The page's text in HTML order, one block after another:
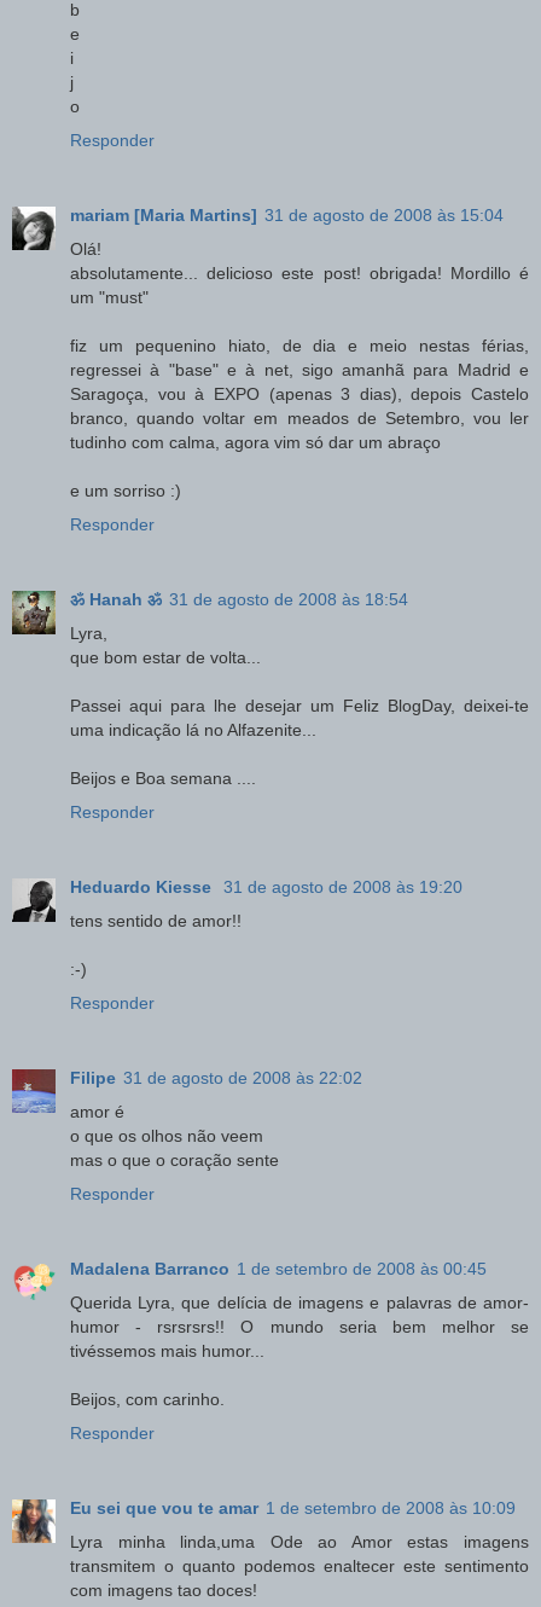
b
e
i
j
o
Responder
mariam [Maria Martins] 31 de agosto de 2008 às 15:04
Olá!
absolutamente... delicioso este post! obrigada! Mordillo é
um "must"
fiz um pequenino hiato, de dia e meio nestas férias,
regressei à "base" e à net, sigo amanhã para Madrid e
Saragoça, vou à EXPO (apenas 3 dias), depois Castelo
branco, quando voltar em meados de Setembro, vou ler
tudinho com calma, agora vim só dar um abraço
e um sorriso :)
Responder
ॐ Hanah ॐ 31 de agosto de 2008 às 18:54
Lyra,
que bom estar de volta...
Passei aqui para lhe desejar um Feliz BlogDay, deixei-te
uma indicação lá no Alfazenite...
Beijos e Boa semana ....
Responder
Heduardo Kiesse
31 de agosto de 2008 às 19:20
tens sentido de amor!!
:-)
Responder
Filipe 31 de agosto de 2008 às 22:02
amor é
o que os olhos não veem
mas o que o coração sente
Responder
Madalena Barranco 1 de setembro de 2008 às 00:45
Querida Lyra, que delícia de imagens e palavras de amor-
humor - rsrsrsrs!! O mundo seria bem melhor se
tivéssemos mais humor...
Beijos, com carinho.
Responder
Eu sei que vou te amar 1 de setembro de 2008 às 10:09
Lyra minha linda,uma Ode ao Amor estas imagens
transmitem o quanto podemos enaltecer este sentimento
com imagens tao doces!